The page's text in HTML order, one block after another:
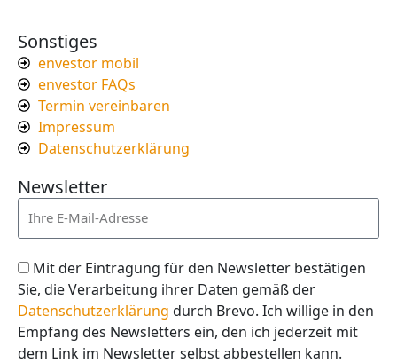
Sonstiges
envestor mobil
envestor FAQs
Termin vereinbaren
Impressum
Datenschutzerklärung
Newsletter
Mit der Eintragung für den Newsletter bestätigen
Sie, die Verarbeitung ihrer Daten gemäß der
Datenschutzerklärung durch Brevo. Ich willige in den
Empfang des Newsletters ein, den ich jederzeit mit
dem Link im Newsletter selbst abbestellen kann.